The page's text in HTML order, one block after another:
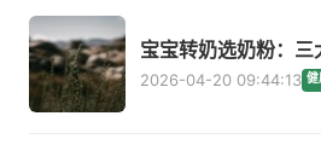
宝宝转奶选奶粉：
2026-04-20 09:44:13 健